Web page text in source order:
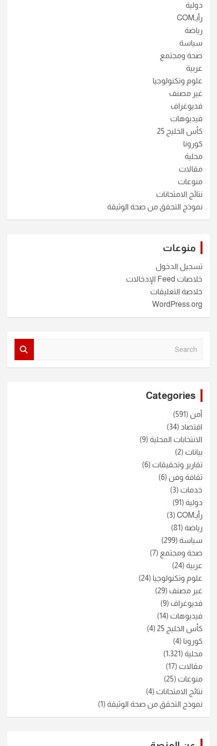
دولية
رأيـCOM
رياضة
سياسة
صحة ومجتمع
عربية
علوم وتكنولوجيا
غير مصنف
فديوغراف
فيديوهات
كأس الخليج 25
كورونا
محلية
مقالات
منوعات
نتائج الامتحانات
نموذج التجقق من صحة الوثيقة
منوعات
تسجيل الدخول
خلاصات Feed الإدخالات
خلاصة التعليقات
WordPress.org
Categories
أمن (591)
اقتصاد (34)
الانتخابات المحلية (9)
بيانات (2)
تقارير وتحقيقات (6)
ثقافة وفن (6)
خدمات (3)
دولية (91)
رأيـCOM
(3)
رياضة (81)
سياسة (299)
صحة ومجتمع (7)
عربية (24)
علوم وتكنولوجيا (24)
غير مصنف (29)
فديوغراف (9)
فيديوهات (14)
كأس الخليج 25
(4)
كورونا (4)
محلية (1٬321)
مقالات (17)
منوعات (25)
نتائج الامتحانات (4)
نموذج التجقق من صحة الوثيقة (1)